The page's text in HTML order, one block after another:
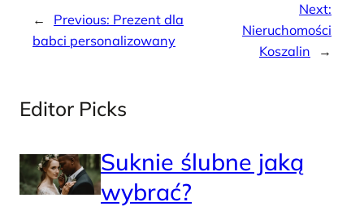
← Previous: Prezent dla
babci personalizowany
Next:
Nieruchomości
Koszalin
→
Editor Picks
Suknie ślubne jaką
wybrać?